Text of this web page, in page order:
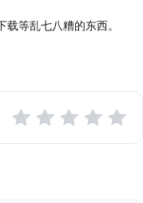
等乱七八糟的东西。